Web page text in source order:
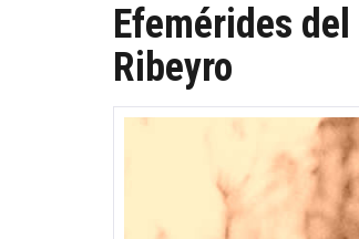
Efemérides
Ribeyro